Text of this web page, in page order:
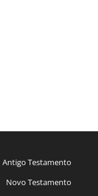
Antigo Testamento
Novo Testamento